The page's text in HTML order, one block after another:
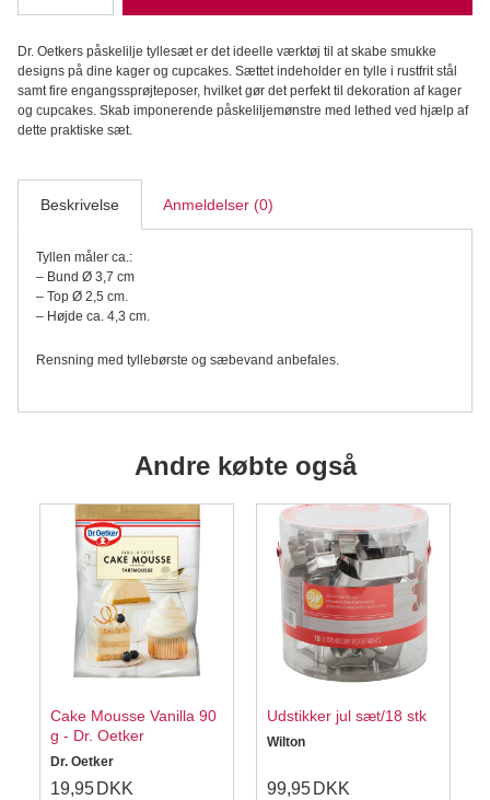
Oetker
Påskelilje
Tyl
med
Sprøjteposer
antal
Dr. Oetkers påskelilje tyllesæt er det ideelle værktøj til at skabe smukke
designs på dine kager og cupcakes. Sættet indeholder en tylle i rustfrit stål
samt fire engangssprøjteposer, hvilket gør det perfekt til dekoration af kager
og cupcakes. Skab imponerende påskeliljemønstre med lethed ved hjælp af
dette praktiske sæt.
Beskrivelse Anmeldelser (0)
Tyllen måler ca.:
– Bund Ø 3,7 cm
– Top Ø 2,5 cm.
– Højde ca. 4,3 cm.
Rensning med tyllebørste og sæbevand anbefales.
Andre købte også
Cake Mousse Vanilla 90
g - Dr. Oetker
Dr. Oetker
19,95 DKK
Udstikker jul sæt/18 stk
Wilton
99,95 DKK